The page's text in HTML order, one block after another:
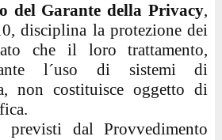
del Garante della Privacy,
disciplina la protezione dei
che il loro trattamento,
l´uso di sistemi di
non costituisce oggetto di
previsti dal Provvedimento